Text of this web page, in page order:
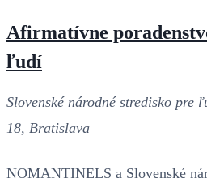
Afirmatívne
ľudí
Slovenské národné stredisko pre
18, Bratislava
NOMANTINELS a Slovenské